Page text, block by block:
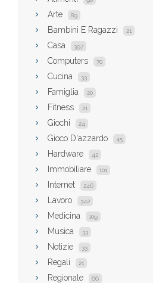
Arte 89
Bambini E Ragazzi 21
Casa 397
Computers 70
Cucina 33
Famiglia 20
Fitness 21
Giochi 24
Gioco D'azzardo 45
Hardware 42
Immobiliare 101
Internet 246
Lavoro 342
Medicina 109
Musica 33
Notizie 33
Regali 21
Regionale 66